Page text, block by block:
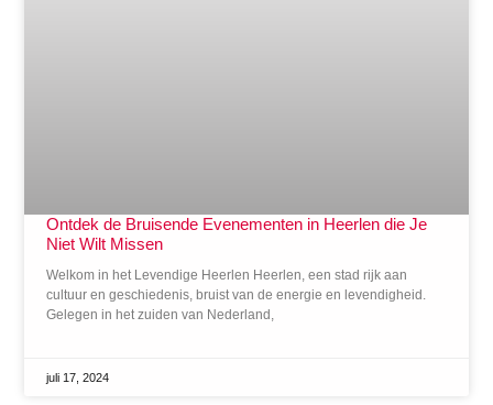
Ontdek de Bruisende Evenementen in Heerlen die Je
Niet Wilt Missen
Welkom in het Levendige Heerlen Heerlen, een stad rijk aan
cultuur en geschiedenis, bruist van de energie en levendigheid.
Gelegen in het zuiden van Nederland,
juli 17, 2024